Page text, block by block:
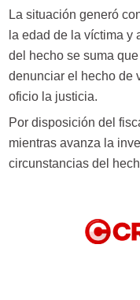
La situación generó
la edad de la víctima y
del hecho se suma
denunciar el hecho de
oficio la justicia.
Por disposición del
mientras avanza la
circunstancias del